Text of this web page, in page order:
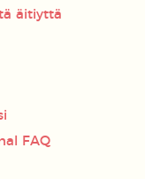
äitiyttä
FAQ